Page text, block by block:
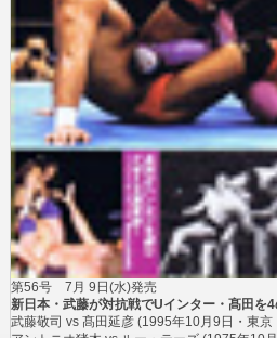
第56号7月 9日(水)発売
新日本・武藤が対抗戦でUインター・髙田を
武藤敬司 vs 髙田延彦 (1995年10月9日・東京